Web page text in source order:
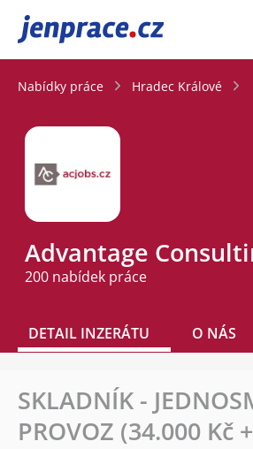
JenPráce.cz
Nabídky práce Hradec Králové
Advantage
200 nabídek práce
DETAIL INZERÁTU O NÁS
SKLADNÍK -
PROVOZ (34.000 Kč